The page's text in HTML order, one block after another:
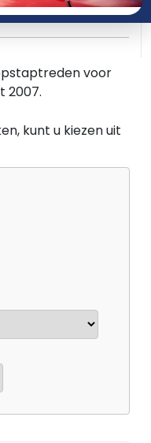
voor
2007.
kunt u kiezen uit